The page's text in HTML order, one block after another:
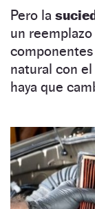
Pero la
un
natural con
haya que